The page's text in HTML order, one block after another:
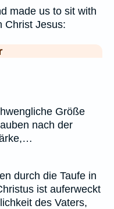
made us to sit with
Christ Jesus:
Größe
nach der
durch die Taufe in
ist auferweckt
des Vaters,